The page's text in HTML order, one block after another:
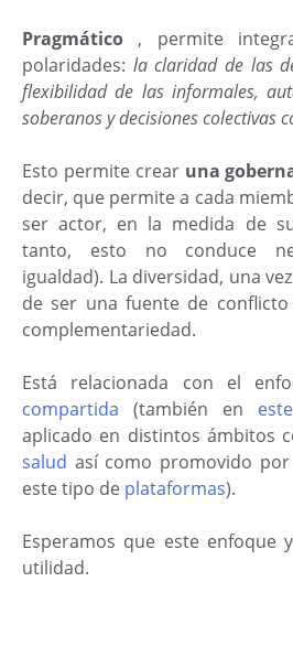
Pragmático , permite
polaridades: la claridad de las
flexibilidad de las informales,
soberanos y decisiones colectivas
Esto permite crear una
decir, que permite a cada
ser actor, en la medida de
tanto, esto no conduce
igualdad). La diversidad, una
de ser una fuente de
complementariedad.
Está relacionada con el
compartida (también en
aplicado en distintos ámbitos
salud así como promovido por
este tipo de plataformas).
Esperamos que este enfoque
utilidad.